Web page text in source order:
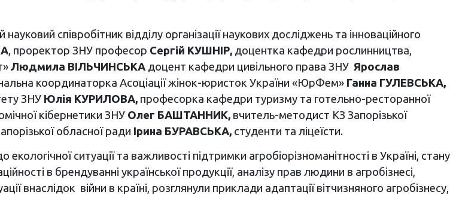
співробітник відділу організації наукових досліджень та інноваційного
, проректор ЗНУ професор Сергій КУШНІР, доцентка кафедри рослинництва,
Людмила ВІЛЬЧИНСЬКА доцент кафедри цивільного права ЗНУ Ярослав
координаторка Асоціації жінок-юристок України «ЮрФем» Ганна ГУЛЕВСЬКА,
ЗНУ Юлія КУРИЛОВА, професорка кафедри туризму та готельно-ресторанної
кібернетики ЗНУОлег БАШТАННИК, вчитель-методист КЗ Запорізької
обласної ради Ірина БУРАВСЬКА, студенти та ліцеїсти.
ситуації та важливості підтримки агробіорізноманітності в Україні, стану
в брендуванні української продукції, аналізу прав людини в агробізнесі,
внаслідок війни в країні, розглянули приклади адаптації вітчизняного агробізнесу,